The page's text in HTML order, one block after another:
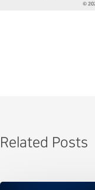
Related Posts